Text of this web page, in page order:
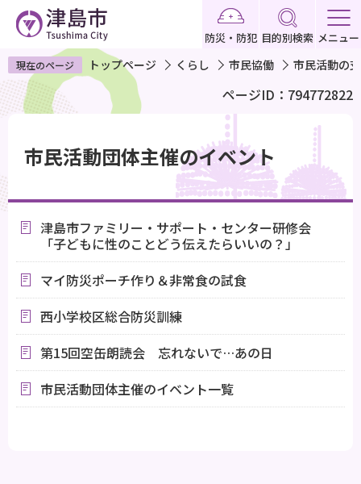
ペ
ー
ジ
の
で
す
防災・防犯 目的別検索 メニュー
現在のページ トップページ くらし 市民協働 市民活動の
ページID：794772822
市民活動団体主催のイベント
津島市ファミリー・サポート・センター研修会
「子どもに性のことどう伝えたらいいの？」
マイ防災ポーチ作り＆非常食の試食
西小学校区総合防災訓練
第15回空缶朗読会 忘れないで…あの日
市民活動団体主催のイベント一覧